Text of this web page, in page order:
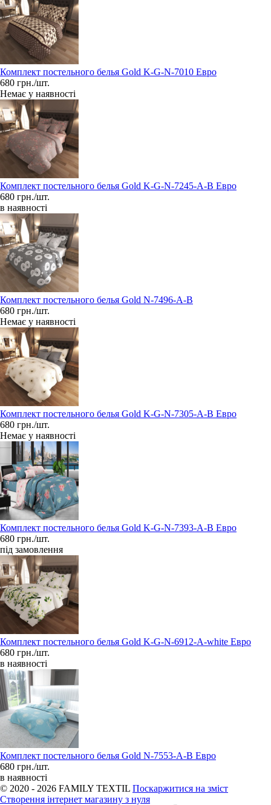
Комплект постельного белья Gold K-G-N-7010 Евро
680 грн./шт.
Немає у наявності
Комплект постельного белья Gold K-G-N-7245-A-B Евро
680 грн./шт.
в наявності
Комплект постельного белья Gold N-7496-A-B
680 грн./шт.
Немає у наявності
Комплект постельного белья Gold K-G-N-7305-A-B Евро
680 грн./шт.
Немає у наявності
Комплект постельного белья Gold K-G-N-7393-A-B Евро
680 грн./шт.
під замовлення
Комплект постельного белья Gold K-G-N-6912-A-white Евро
680 грн./шт.
в наявності
Комплект постельного белья Gold N-7553-A-B Евро
680 грн./шт.
в наявності
© 2020 - 2026 FAMILY TEXTIL Поскаржитися на зміст
Створення інтернет магазину з нуля